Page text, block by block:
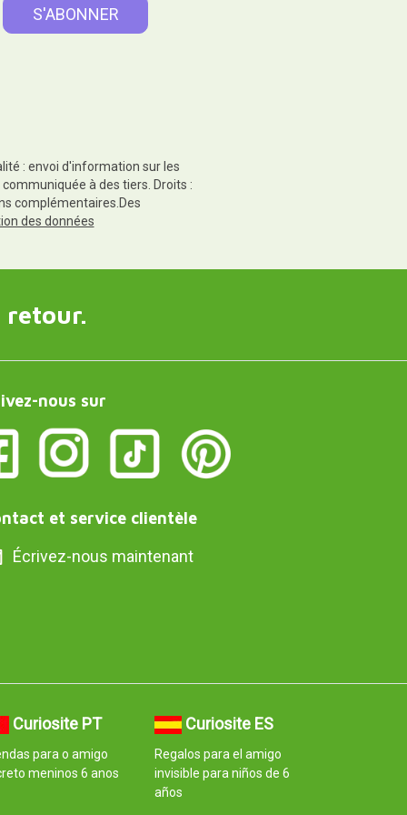
: envoi d'information sur les
à des tiers. Droits :
complémentaires.Des
des données
retour.
nous sur
et service clientèle
Écrivez-nous maintenant
Curiosite PT
para o amigo
meninos 6 anos
Curiosite ES
Regalos para el amigo
invisible para niños de 6
años